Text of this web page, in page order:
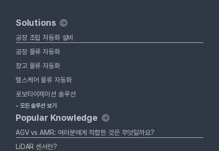
Solutions
공장 조립 자동화 설비
공장 물류 자동화
창고 물류 자동화
헬스케어 물류 자동화
로보타이제이션 솔루션
- 모든 솔루션 보기
Popular Knowledge
AGV vs AMR: 여러분에게 적합한 것은 무엇일까요?
LiDAR 센서란?